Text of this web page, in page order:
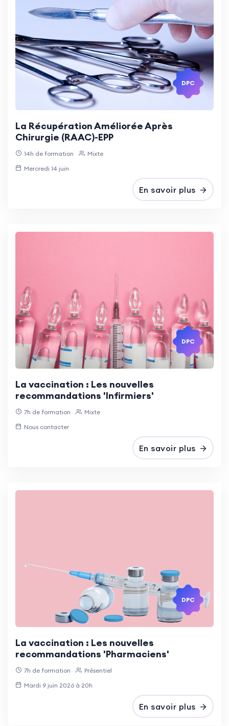
DPC
La Récupération Améliorée Après
Chirurgie (RAAC)-EPP
14h de formation
Mixte
Mercredi 14 juin
En savoir plus
DPC
La vaccination : Les nouvelles
recommandations 'Infirmiers'
7h de formation
Mixte
Nous contacter
En savoir plus
DPC
La vaccination : Les nouvelles
recommandations 'Pharmaciens'
7h de formation
Présentiel
Mardi 9 juin 2026 à 20h
En savoir plus